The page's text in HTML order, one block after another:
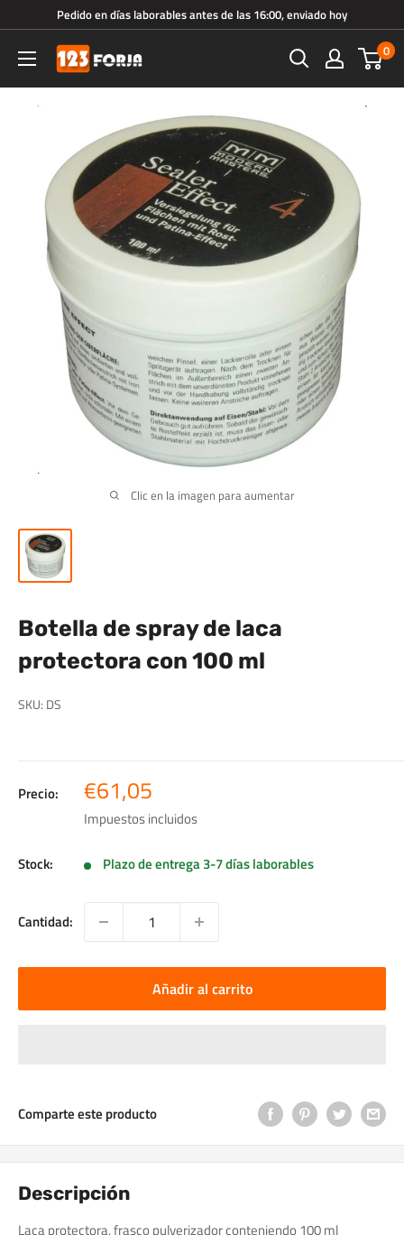
directamente
contenido
Pedido en días laborables antes de las 16:00, enviado hoy
123forja.es 0
Clic en la imagen para aumentar
Botella de spray de laca
protectora con 100 ml
SKU: DS
Precio: Precio
de
venta
€61,05
Impuestos incluidos
Stock: Plazo de entrega 3-7 días laborables
Cantidad:
Añadir al carrito
Comparte este producto
Descripción
Laca protectora, frasco pulverizador conteniendo 100 ml